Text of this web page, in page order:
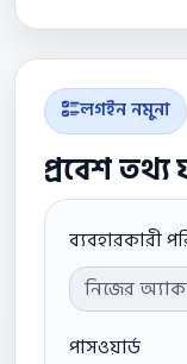
লগইন নমুনা
প্রবেশ তথ্য
ব্যবহারকারী
পাসওয়ার্ড